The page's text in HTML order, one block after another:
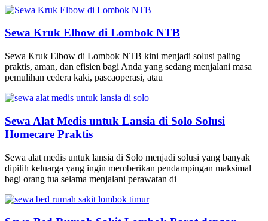
Sewa Kruk Elbow di Lombok NTB
Sewa Kruk Elbow di Lombok NTB kini menjadi solusi paling
praktis, aman, dan efisien bagi Anda yang sedang menjalani masa
pemulihan cedera kaki, pascaoperasi, atau
Sewa Alat Medis untuk Lansia di Solo Solusi
Homecare Praktis
Sewa alat medis untuk lansia di Solo menjadi solusi yang banyak
dipilih keluarga yang ingin memberikan pendampingan maksimal
bagi orang tua selama menjalani perawatan di